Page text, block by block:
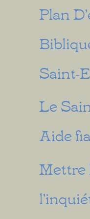
Plan
Saint-
Le
Aide
Mettre